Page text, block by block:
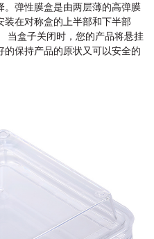
弹性膜盒是由两层薄的高弹膜
装在对称盒的上半部和下半部
当盒子关闭时，您的产品将悬挂
保持产品的原状又可以安全的